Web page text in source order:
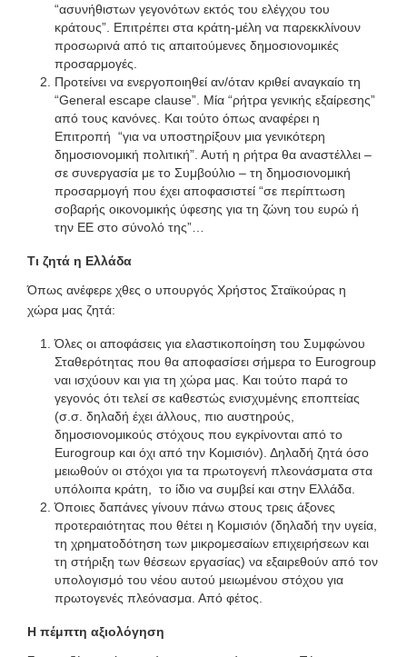
“ασυνήθιστων γεγονότων εκτός του ελέγχου του
κράτους”. Επιτρέπει στα κράτη-μέλη να παρεκκλίνουν
προσωρινά από τις απαιτούμενες δημοσιονομικές
προσαρμογές.
Προτείνει να ενεργοποιηθεί αν/όταν κριθεί αναγκαίο τη
“General escape clause”. Μία “ρήτρα γενικής εξαίρεσης”
από τους κανόνες. Και τούτο όπως αναφέρει η
Επιτροπή “για να υποστηρίξουν μια γενικότερη
δημοσιονομική πολιτική”. Αυτή η ρήτρα θα αναστέλλει –
σε συνεργασία με το Συμβούλιο – τη δημοσιονομική
προσαρμογή που έχει αποφασιστεί “σε περίπτωση
σοβαρής οικονομικής ύφεσης για τη ζώνη του ευρώ ή
την ΕΕ στο σύνολό της”…
Τι ζητά η Ελλάδα
Όπως ανέφερε χθες ο υπουργός Χρήστος Σταϊκούρας η
χώρα μας ζητά:
Όλες οι αποφάσεις για ελαστικοποίηση του Συμφώνου
Σταθερότητας που θα αποφασίσει σήμερα το Eurogroup
ναι ισχύουν και για τη χώρα μας. Και τούτο παρά το
γεγονός ότι τελεί σε καθεστώς ενισχυμένης εποπτείας
(σ.σ. δηλαδή έχει άλλους, πιο αυστηρούς,
δημοσιονομικούς στόχους που εγκρίνονται από το
Eurogroup και όχι από την Κομισιόν). Δηλαδή ζητά όσο
μειωθούν οι στόχοι για τα πρωτογενή πλεονάσματα στα
υπόλοιπα κράτη, το ίδιο να συμβεί και στην Ελλάδα.
Όποιες δαπάνες γίνουν πάνω στους τρεις άξονες
προτεραιότητας που θέτει η Κομισιόν (δηλαδή την υγεία,
τη χρηματοδότηση των μικρομεσαίων επιχειρήσεων και
τη στήριξη των θέσεων εργασίας) να εξαιρεθούν από τον
υπολογισμό του νέου αυτού μειωμένου στόχου για
πρωτογενές πλεόνασμα. Από φέτος.
Η πέμπτη αξιολόγηση